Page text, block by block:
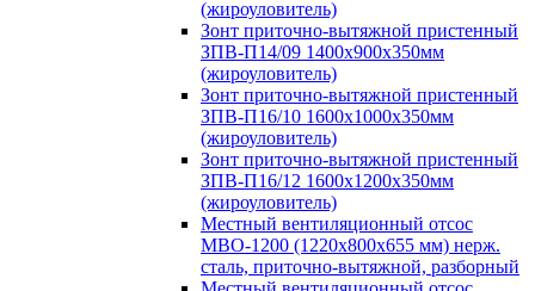
(жироуловитель)
Зонт приточно-вытяжной пристенный
ЗПВ-П14/09 1400х900х350мм
(жироуловитель)
Зонт приточно-вытяжной пристенный
ЗПВ-П16/10 1600х1000х350мм
(жироуловитель)
Зонт приточно-вытяжной пристенный
ЗПВ-П16/12 1600х1200х350мм
(жироуловитель)
Местный вентиляционный отсос
МВО-1200 (1220х800х655 мм) нерж.
сталь, приточно-вытяжной, разборный